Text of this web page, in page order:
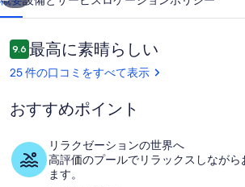
ル
付
き
ヴ
ィ
ラ
の
プール
口
コ
ミ
9.610段階中9.6
最高に素晴らしい
25 件の口コミをすべて表示
おすすめポイント
リラクゼーションの世界へ
高評価のプールでリラックスしなが
ます。